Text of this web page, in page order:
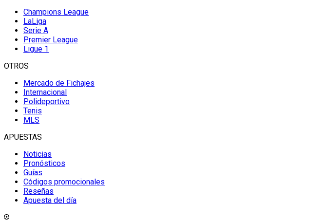
Champions League
LaLiga
Serie A
Premier League
Ligue 1
OTROS
Mercado de Fichajes
Internacional
Polideportivo
Tenis
MLS
APUESTAS
Noticias
Pronósticos
Guías
Códigos promocionales
Reseñas
Apuesta del día